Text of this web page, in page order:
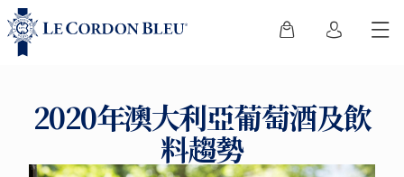
2020年澳大利亞葡萄酒及飲
料趨勢